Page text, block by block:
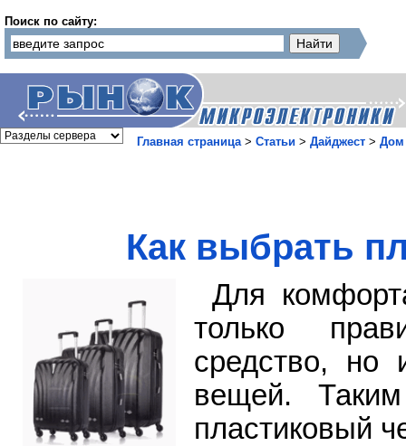
Поиск по сайту:
Главная страница> Статьи > Дайджест > Дом
Как выбрать
Для
только
средство, но
вещей.
пластиковый